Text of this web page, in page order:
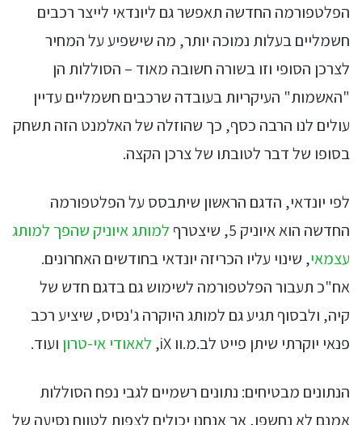
הפלטפורמה החדשה תאפשר גם ליונדאי לייצר רכבים
חשמליים בעלות נמוכה יותר, מה שישפיע על המחיר
לצרכן הסופי וזו בשורה חשובה מאוד – הסוללות הן
"האשמות" העיקריות בעובדה שרכבים חשמליים עדיין
עולים לנו הרבה כסף, כך שהוזלה של האלמנט הזה תשחק
בסופו של דבר לטובתו של צרכן הקצה.
לפי יונדאי, הדגם הראשון שיתבסס על הפלטפורמה
החדשה הוא איוניק 5, שיצטרף
למותג איוניק שהפך למותג
עצמאי, שינוי עליו הכריזה יונדאי בחודשים האחרונים.
אח"כ תעבור הפלטפורמה לשימוש גם בדגם חדש של
קיה, ולבסוף תגיע גם למותג היוקרה ג'נסיס, שיציע רכב
פנאי יוקרתי שיתן פייט לב.מ.וו iX,
לאאודי אי-טרון ועוד.
הנתונים מבטיחים: נתונים רשמיים לגבי נפח הסוללות
אמנם לא נחשפו, אך אנחנו יכולים לצפות לטווח נסיעה של